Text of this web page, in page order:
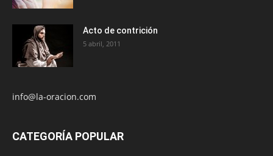
Acto de contrición
5 abril, 2011
info@la-oracion.com
CATEGORÍA POPULAR